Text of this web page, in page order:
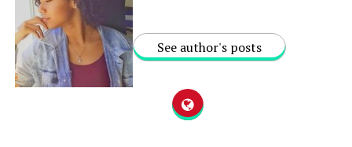
See author's posts